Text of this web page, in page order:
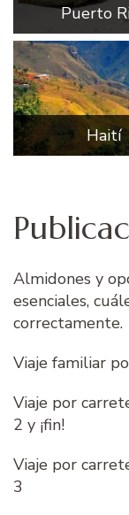
Puerto
Haití
Almidones y
esenciales,
correctamente.
Viaje familiar
Viaje por
2 y ¡fin!
Viaje por
3